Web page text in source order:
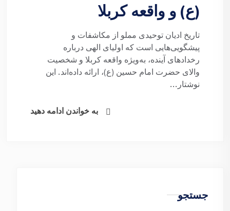
(ع) و واقعه کربلا
تاریخ ادیان توحیدی مملو از مکاشفات و
پیشگویی‌هایی است که اولیای الهی درباره
رخدادهای آینده، به‌ویژه واقعه کربلا و شخصیت
والای حضرت امام حسین (ع)، ارائه داده‌اند. این
نوشتار...
به خواندن ادامه دهید
جستجو